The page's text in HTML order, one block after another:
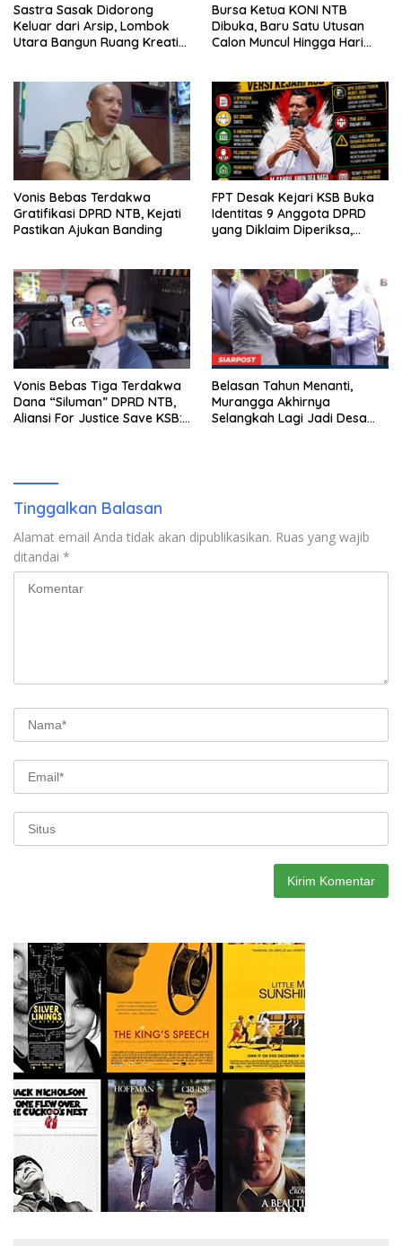
Sastra Sasak Didorong
Keluar dari Arsip, Lombok
Utara Bangun Ruang Kreatif
Bursa Ketua KONI NTB
Dibuka, Baru Satu Utusan
Calon Muncul Hingga Hari
Vonis Bebas Terdakwa
Gratifikasi DPRD NTB, Kejati
Pastikan Ajukan Banding
FPT Desak Kejari KSB Buka
Identitas 9 Anggota DPRD
yang Diklaim Diperiksa,
Vonis Bebas Tiga Terdakwa
Dana “Siluman” DPRD NTB,
Aliansi For Justice Save KSB:
Belasan Tahun Menanti,
Murangga Akhirnya
Selangkah Lagi Jadi Desa
Tinggalkan Balasan
Alamat email Anda tidak akan dipublikasikan. Ruas yang wajib
ditandai *